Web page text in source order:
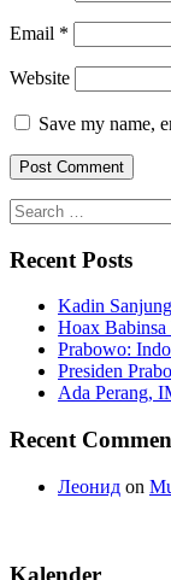
Email *
Website
Save my name,
Search
for:
Recent Posts
Kadin
Hoax Babinsa
Prabowo:
Presiden
Ada Perang,
Recent
Леонид on
Kalender